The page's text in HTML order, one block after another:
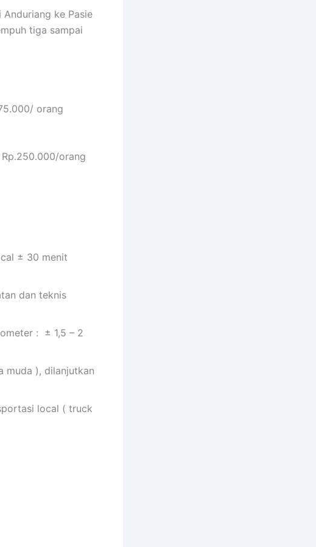
ke Pasie
tiga sampai
orang
orang
± 30 menit
dan teknis
: ± 1,5 – 2
muda ), dilanjutkan
local ( truck